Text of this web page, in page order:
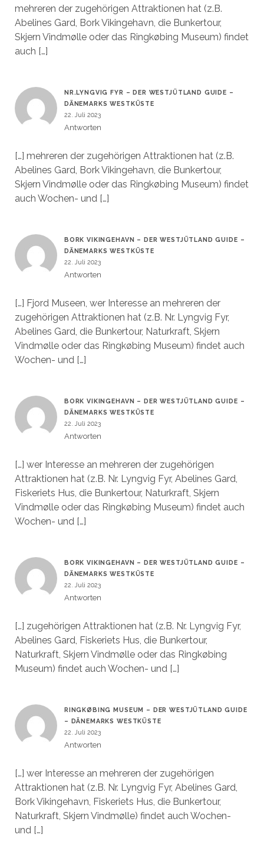
mehreren der zugehörigen Attraktionen hat (z.B.
Abelines Gard, Bork Vikingehavn, die Bunkertour,
Skjern Vindmølle oder das Ringkøbing Museum) findet
auch […]
NR.LYNGVIG FYR – DER WESTJÜTLAND GUIDE –
DÄNEMARKS WESTKÜSTE
22. Juli 2023
Antworten
[…] mehreren der zugehörigen Attraktionen hat (z.B.
Abelines Gard, Bork Vikingehavn, die Bunkertour,
Skjern Vindmølle oder das Ringkøbing Museum) findet
auch Wochen- und […]
BORK VIKINGEHAVN – DER WESTJÜTLAND GUIDE –
DÄNEMARKS WESTKÜSTE
22. Juli 2023
Antworten
[…] Fjord Museen, wer Interesse an mehreren der
zugehörigen Attraktionen hat (z.B. Nr. Lyngvig Fyr,
Abelines Gard, die Bunkertour, Naturkraft, Skjern
Vindmølle oder das Ringkøbing Museum) findet auch
Wochen- und […]
BORK VIKINGEHAVN – DER WESTJÜTLAND GUIDE –
DÄNEMARKS WESTKÜSTE
22. Juli 2023
Antworten
[…] wer Interesse an mehreren der zugehörigen
Attraktionen hat (z.B. Nr. Lyngvig Fyr, Abelines Gard,
Fiskeriets Hus, die Bunkertour, Naturkraft, Skjern
Vindmølle oder das Ringkøbing Museum) findet auch
Wochen- und […]
BORK VIKINGEHAVN – DER WESTJÜTLAND GUIDE –
DÄNEMARKS WESTKÜSTE
22. Juli 2023
Antworten
[…] zugehörigen Attraktionen hat (z.B. Nr. Lyngvig Fyr,
Abelines Gard, Fiskeriets Hus, die Bunkertour,
Naturkraft, Skjern Vindmølle oder das Ringkøbing
Museum) findet auch Wochen- und […]
RINGKØBING MUSEUM – DER WESTJÜTLAND GUIDE
– DÄNEMARKS WESTKÜSTE
22. Juli 2023
Antworten
[…] wer Interesse an mehreren der zugehörigen
Attraktionen hat (z.B. Nr. Lyngvig Fyr, Abelines Gard,
Bork Vikingehavn, Fiskeriets Hus, die Bunkertour,
Naturkraft, Skjern Vindmølle) findet auch Wochen-
und […]